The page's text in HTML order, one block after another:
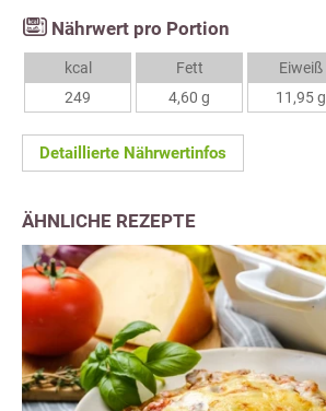
Nährwert pro Portion
kcal
249
Fett
4,60 g
Eiweiß
11,95 g
Detaillierte Nährwertinfos
ÄHNLICHE REZEPTE